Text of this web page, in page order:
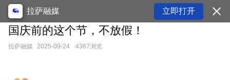
拉萨融媒 立即打开
国庆前的这个节，不放假！
拉萨融媒 2025-09-24 4367浏览